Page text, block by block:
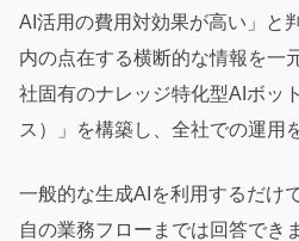
AI活用の費用対効果が高い」と
内の点在する横断的な情報を一
社固有のナレッジ特化型AIボッ
ス）」を構築し、全社での運用
一般的な生成AIを利用するだけ
自の業務フローまでは回答でき